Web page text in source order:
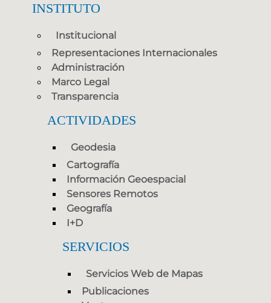
INSTITUTO
Institucional
Representaciones Internacionales
Administración
Marco Legal
Transparencia
ACTIVIDADES
Geodesia
Cartografía
Información Geoespacial
Sensores Remotos
Geografía
I+D
SERVICIOS
Servicios Web de Mapas
Publicaciones